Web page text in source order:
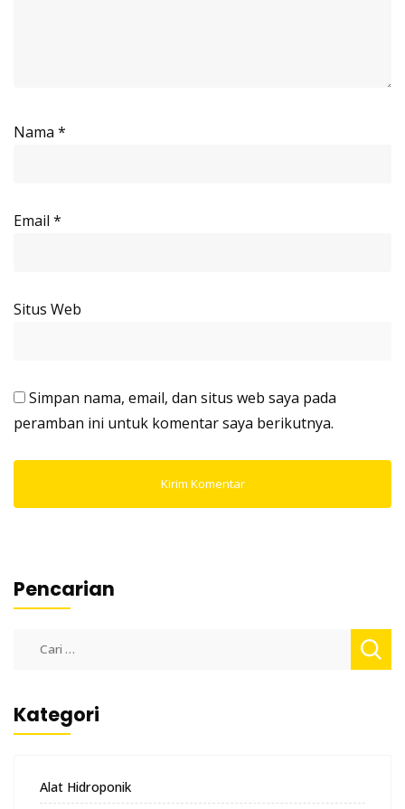
Nama *
Email *
Situs Web
Simpan nama, email, dan situs web saya pada
peramban ini untuk komentar saya berikutnya.
Pencarian
untuk:
Kategori
Alat Hidroponik